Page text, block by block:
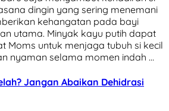
dingin yang sering menemani
kehangatan pada bayi
utama. Minyak kayu putih dapat
Moms untuk menjaga tubuh si kecil
nyaman selama momen indah …
Jangan Abaikan Dehidrasi